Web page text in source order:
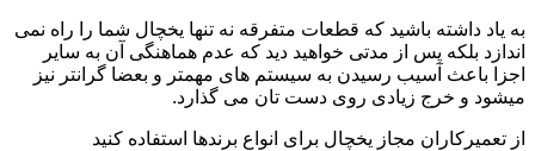
به یاد داشته باشید که قطعات متفرقه نه تنها یخچال شما را راه نمی
اندازد بلکه پس از مدتی خواهید دید که عدم هماهنگی آن به سایر
اجزا باعث آسیب رسیدن به سیستم های مهمتر و بعضا گرانتر نیز
میشود و خرج زیادی روی دست تان می گذارد.
از تعمیرکاران مجاز یخچال برای انواع برندها استفاده کنید